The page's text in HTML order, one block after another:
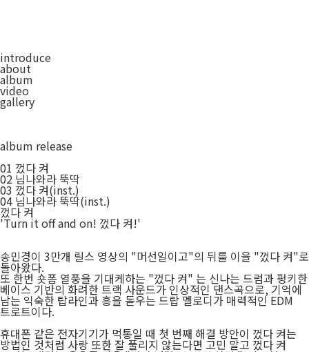
introduce
about
album
video
gallery
album release
01 껐다 켜
02 님나와라 뚝딱
03 껐다 켜(inst.)
04 님나와라 뚝딱(inst.)
껐다 켜
'Turn it off and on! 껐다 켜!'
송민경이 3만개 릴스 영상의 "머선일이고"의 뒤를 이을 "껐다 켜"로
돌아왔다.
또 한번 숏폼 열풍을 기대케하는 "껐다 켜" 는 신나는 드럼과 펑키한
베이스 기반의 화려한 트랙 사운드가 인상적인 댄스곡으로, 기억에
남는 익숙한 탑라인과 흥을 돋우는 드랍 멜로디가 매력적인 EDM
트로트이다.
휴대폰 같은 전자기기가 먹통일 때 첫 번째 해결 방안이 껐다 켜는
방법인 것처럼 사랑 또한 잘 풀리지 않는다면 고민 말고 껐다 켜